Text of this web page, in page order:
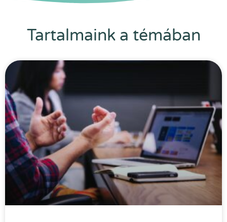
Tartalmaink a témában